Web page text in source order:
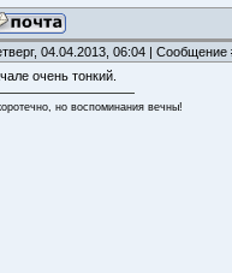
04.04.2013, 06:04 |
очень тонкий.
но воспоминания вечны!